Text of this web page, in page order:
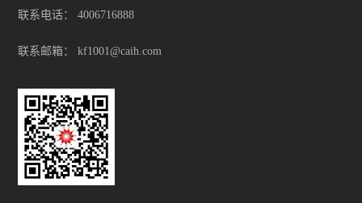
联系电话： 4006716888
联系邮箱： kf1001@caih.com